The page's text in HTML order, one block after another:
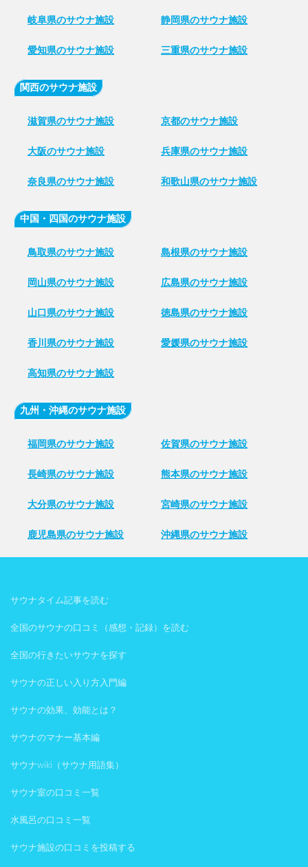
岐阜県のサウナ施設 静岡県のサウナ施設
愛知県のサウナ施設 三重県のサウナ施設
関西のサウナ施設
滋賀県のサウナ施設 京都のサウナ施設
大阪のサウナ施設 兵庫県のサウナ施設
奈良県のサウナ施設 和歌山県のサウナ施設
中国・四国のサウナ施設
鳥取県のサウナ施設 島根県のサウナ施設
岡山県のサウナ施設 広島県のサウナ施設
山口県のサウナ施設 徳島県のサウナ施設
香川県のサウナ施設 愛媛県のサウナ施設
高知県のサウナ施設
九州・沖縄のサウナ施設
福岡県のサウナ施設 佐賀県のサウナ施設
長崎県のサウナ施設 熊本県のサウナ施設
大分県のサウナ施設 宮崎県のサウナ施設
鹿児島県のサウナ施設 沖縄県のサウナ施設
サウナタイム記事を読む
全国のサウナの口コミ（感想・記録）を読む
全国の行きたいサウナを探す
サウナの正しい入り方入門編
サウナの効果、効能とは？
サウナのマナー基本編
サウナwiki（サウナ用語集）
サウナ室の口コミ一覧
水風呂の口コミ一覧
サウナ施設の口コミを投稿する